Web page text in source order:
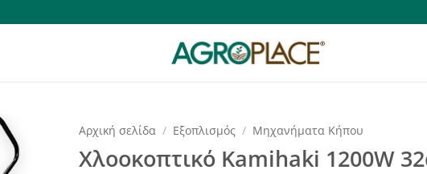
Αρχική σελίδα / Εξοπλισμός / Μηχανήματα Κήπου
Χλοοκοπτικό Kamihaki 1200W